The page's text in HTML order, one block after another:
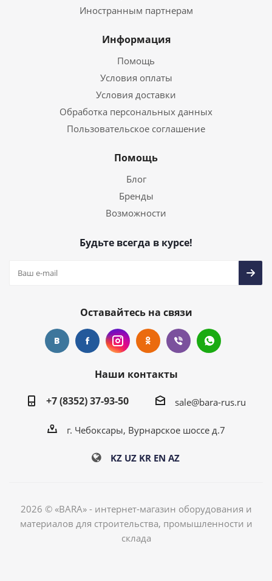
Иностранным партнерам
Информация
Помощь
Условия оплаты
Условия доставки
Обработка персональных данных
Пользовательское соглашение
Помощь
Блог
Бренды
Возможности
Будьте всегда в курсе!
Оставайтесь на связи
Наши контакты
+7 (8352) 37-93-50
sale@bara-rus.ru
г. Чебоксары, Вурнарское шоссе д.7
KZ UZ KR EN AZ
2026 © «BARA» - интернет-магазин оборудования и
материалов для строительства, промышленности и
склада